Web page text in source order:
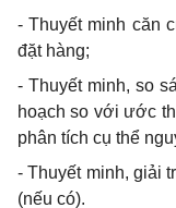
- Thuyết minh căn
đặt hàng;
- Thuyết minh, so
hoạch so với ước
phân tích cụ thể
- Thuyết minh, giải
(nếu có).